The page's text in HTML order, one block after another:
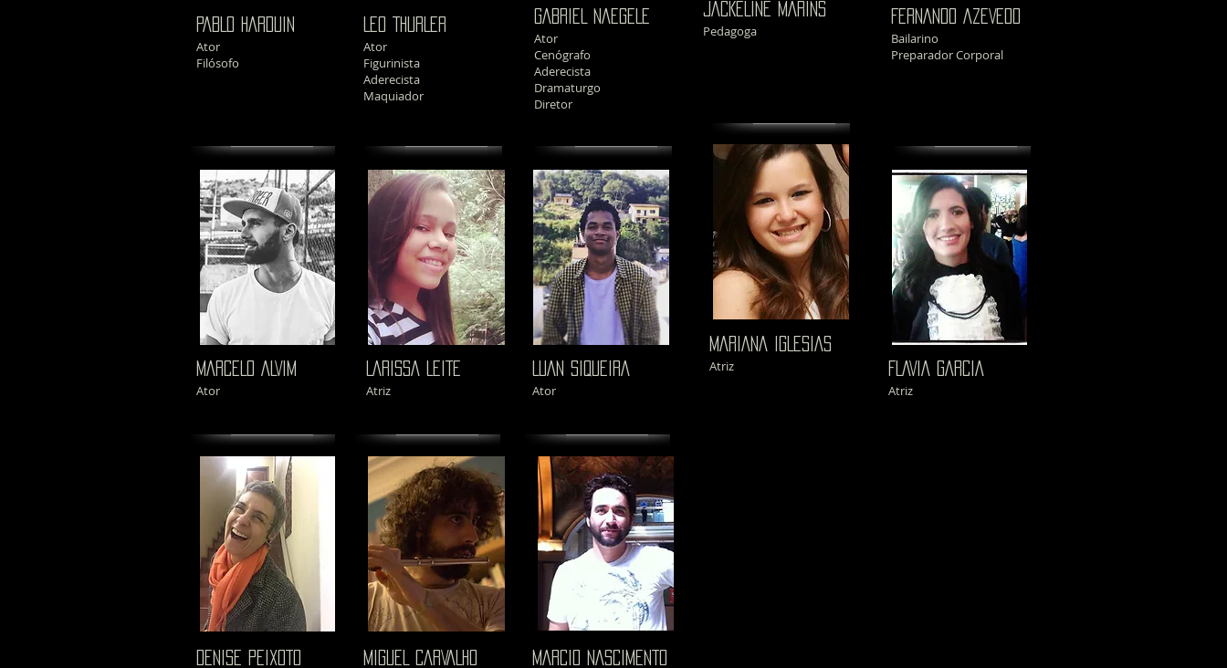
PABLO HARDUIN
Ator
Filósofo
LEO THURLER
Ator
Figurinista
Aderecista
Maquiador
MARCELO ALVIM
Ator
DENISE PEIXOTO
LARISSA LEITE
Atriz
MIGUEL CARVALHO
GABRIEL NAEGELE
Ator
Cenógrafo
Aderecista
Dramaturgo
Diretor
LUAN SIQUEIRA
Ator
MARCIO NASCIMENTO
JACKELINE MARINS
Pedagoga
MARIANA IGLESIAS
Atriz
FERNANDO AZEVEDO
Bailarino
Preparador Corporal
FLAVIA GARCIA
Atriz